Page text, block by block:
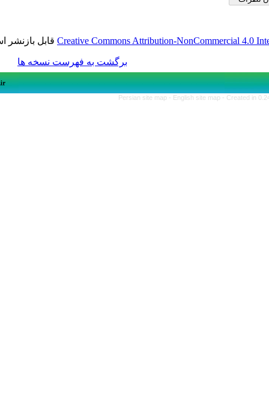
Creative Commons Attribution-قابل بازنشر است.
برگشت به فهرست نسخه ها
Persian site map -English